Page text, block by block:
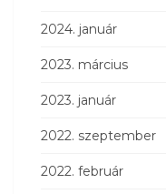
2024. január
2023. március
2023. január
2022. szeptember
2022. február